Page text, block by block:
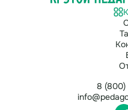
Ведущая 1:Для малышей
Первый
выпускников, есть у
следующих поколений
Выходят
8